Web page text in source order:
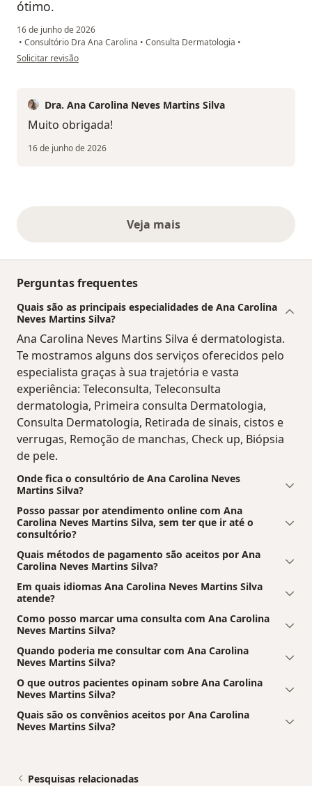
ótimo.
16 de junho de 2026
• Consultório Dra Ana Carolina • Consulta Dermatologia •
na opinião do utilizador Beatriz Mello
Solicitar revisão
Dra. Ana Carolina Neves Martins Silva
Muito obrigada!
16 de junho de 2026
Veja maisopiniões acima
Perguntas frequentes
Quais são as principais especialidades de Ana Carolina
Neves Martins Silva?
Ana Carolina Neves Martins Silva é dermatologista.
Te mostramos alguns dos serviços oferecidos pelo
especialista graças à sua trajetória e vasta
experiência: Teleconsulta, Teleconsulta
dermatologia, Primeira consulta Dermatologia,
Consulta Dermatologia, Retirada de sinais, cistos e
verrugas, Remoção de manchas, Check up, Biópsia
de pele.
Onde fica o consultório de Ana Carolina Neves
Martins Silva?
Posso passar por atendimento online com Ana
Carolina Neves Martins Silva, sem ter que ir até o
consultório?
Quais métodos de pagamento são aceitos por Ana
Carolina Neves Martins Silva?
Em quais idiomas Ana Carolina Neves Martins Silva
atende?
Como posso marcar uma consulta com Ana Carolina
Neves Martins Silva?
Quando poderia me consultar com Ana Carolina
Neves Martins Silva?
O que outros pacientes opinam sobre Ana Carolina
Neves Martins Silva?
Quais são os convênios aceitos por Ana Carolina
Neves Martins Silva?
Pesquisas relacionadas